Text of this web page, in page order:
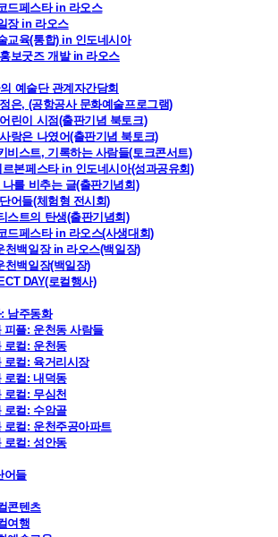
드페스타 in 라오스
장 in 라오스
교육(통합) in 인도네시아
보굿즈 개발 in 라오스
예술단 관계자간담회
은, (공항공사 문화예술프로그램)
린이 시점(출판기념 북토크)
랑은 나였어(출판기념 북토크)
비스트, 기록하는 사람들(토크콘서트)
본페스타 in 인도네시아(성과공유회)
를 비추는 글(출판기념회)
어들(체험형 전시회)
스트의 탄생(출판기념회)
드페스타 in 라오스(사생대회)
천백일장 in 라오스(백일장)
천백일장(백일장)
DAY(로컬행사)
남주동화
피플: 운천동 사람들
로컬: 운천동
로컬: 육거리시장
로컬: 내덕동
로컬: 무심천
로컬: 수암골
로컬: 운천주공아파트
로컬: 성안동
어들
콘텐츠
여행